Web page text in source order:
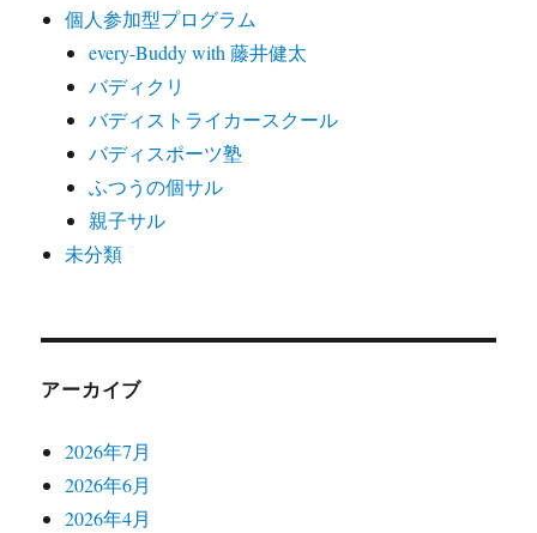
個人参加型プログラム
every-Buddy with 藤井健太
バディクリ
バディストライカースクール
バディスポーツ塾
ふつうの個サル
親子サル
未分類
アーカイブ
2026年7月
2026年6月
2026年4月